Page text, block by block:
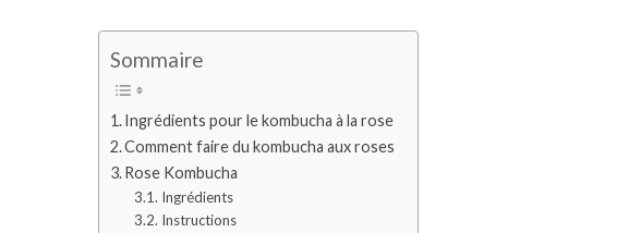
Sommaire
Ingrédients pour le kombucha à la rose
Comment faire du kombucha aux roses
Rose Kombucha
Ingrédients
Instructions